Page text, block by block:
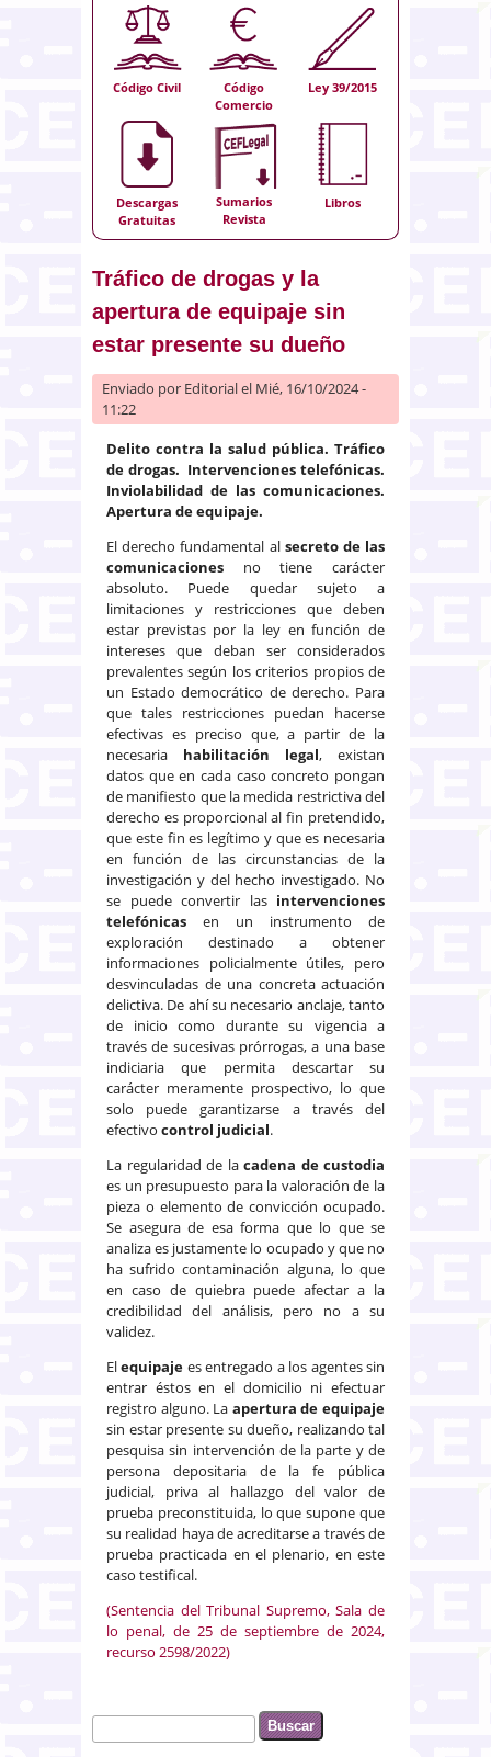
Código Civil
Código
Comercio
Ley 39/2015
Descargas
Gratuitas
Sumarios
Revista
Libros
Tráfico de drogas y la
apertura de equipaje sin
estar presente su dueño
Enviado por Editorialel Mié, 16/10/2024 -
11:22
Delito contra la salud pública. Tráfico
de drogas. Intervenciones telefónicas.
Inviolabilidad de las comunicaciones.
Apertura de equipaje.
El derecho fundamental al secreto de las
comunicaciones no tiene carácter
absoluto. Puede quedar sujeto a
limitaciones y restricciones que deben
estar previstas por la ley en función de
intereses que deban ser considerados
prevalentes según los criterios propios de
un Estado democrático de derecho. Para
que tales restricciones puedan hacerse
efectivas es preciso que, a partir de la
necesaria habilitación legal, existan
datos que en cada caso concreto pongan
de manifiesto que la medida restrictiva del
derecho es proporcional al fin pretendido,
que este fin es legítimo y que es necesaria
en función de las circunstancias de la
investigación y del hecho investigado. No
se puede convertir las intervenciones
telefónicas en un instrumento de
exploración destinado a obtener
informaciones policialmente útiles, pero
desvinculadas de una concreta actuación
delictiva. De ahí su necesario anclaje, tanto
de inicio como durante su vigencia a
través de sucesivas prórrogas, a una base
indiciaria que permita descartar su
carácter meramente prospectivo, lo que
solo puede garantizarse a través del
efectivo control judicial.
La regularidad de la cadena de custodia
es un presupuesto para la valoración de la
pieza o elemento de convicción ocupado.
Se asegura de esa forma que lo que se
analiza es justamente lo ocupado y que no
ha sufrido contaminación alguna, lo que
en caso de quiebra puede afectar a la
credibilidad del análisis, pero no a su
validez.
Elequipaje es entregado a los agentes sin
entrar éstos en el domicilio ni efectuar
registro alguno. La apertura de equipaje
sin estar presente su dueño, realizando tal
pesquisa sin intervención de la parte y de
persona depositaria de la fe pública
judicial, priva al hallazgo del valor de
prueba preconstituida, lo que supone que
su realidad haya de acreditarse a través de
prueba practicada en el plenario, en este
caso testifical.
(Sentencia del Tribunal Supremo, Sala de
lo penal, de 25 de septiembre de 2024,
recurso 2598/2022)
Formulario de búsqueda
Buscar